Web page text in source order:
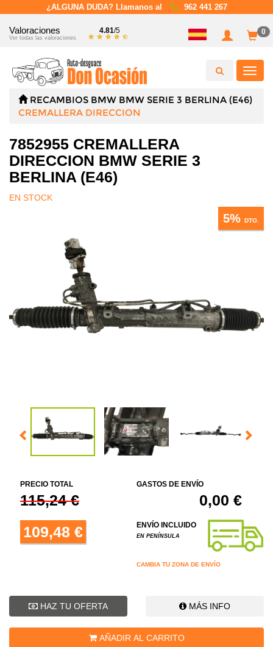
¿ALGUNA DUDA? Llamanos al 962 441 267
Valoraciones
Ver todas las valoraciones
4.81/5 0
RECAMBIOS BMW BMW SERIE 3 BERLINA (E46)
CREMALLERA DIRECCION
7852955 CREMALLERA
DIRECCION BMW SERIE 3
BERLINA (E46)
EN STOCK
5% DTO.
PRECIO TOTAL
115,24 €
109,48 €
GASTOS DE ENVÍO
0,00 €
ENVÍO INCLUIDO
EN PENÍNSULA
CAMBIA TU ZONA DE ENVÍO
HAZ TU OFERTA MÁS INFO
AÑADIR AL CARRITO